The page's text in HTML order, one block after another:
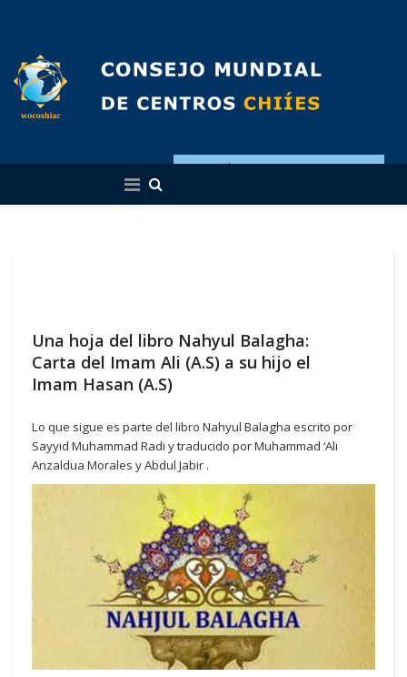
Español
Una hoja del libro Nahyul Balagha:
Carta del Imam Ali (A.S) a su hijo el
Imam Hasan (A.S)
Lo que sigue es parte del libro Nahyul Balagha escrito por
Sayyid Muhammad Radi y traducido por Muhammad ‘Ali
Anzaldua Morales y Abdul Jabir .